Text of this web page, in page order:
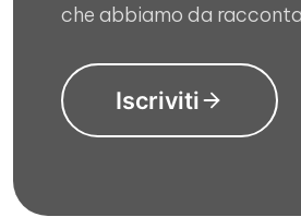
che abbiamo da
Iscriviti